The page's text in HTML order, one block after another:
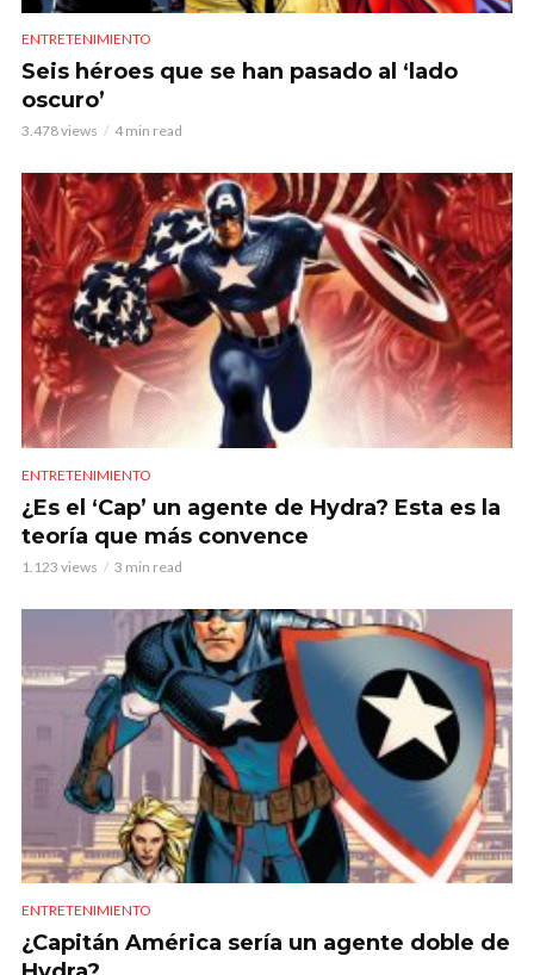
ENTRETENIMIENTO
Seis héroes que se han pasado al ‘lado
oscuro’
3.478 views 4 min read
ENTRETENIMIENTO
¿Es el ‘Cap’ un agente de Hydra? Esta es la
teoría que más convence
1.123 views 3 min read
ENTRETENIMIENTO
¿Capitán América sería un agente doble de